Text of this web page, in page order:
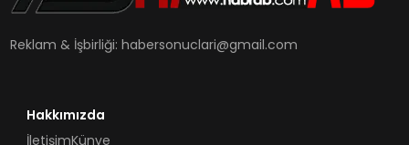
Reklam & İşbirliği:habersonuclari@gmail.com
Hakkımızda
İletişimKünye